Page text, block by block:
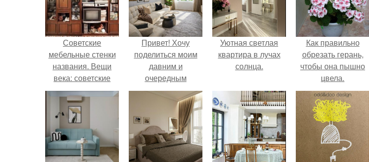
Советские
мебельные стенки
названия. Вещи
века: советские
стенки 80-х.
Привет! Хочу
поделиться моим
давним и
очередным
неопубликованным
проектом.
Уютная светлая
квартира в лучах
солнца.
Как правильно
обрезать герань,
чтобы она пышно
цвела.